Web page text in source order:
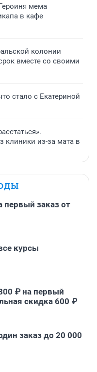
мема
в кафе
колонии
вместе со своими
стало с Екатериной
клиники из-за мата в
первый заказ от
курсы
₽ на первый
скидка 600 ₽
заказ до 20 000